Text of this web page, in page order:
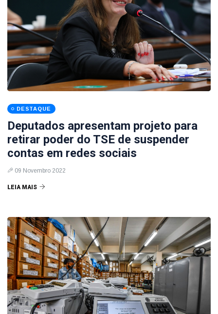
DESTAQUE
Deputados apresentam projeto para
retirar poder do TSE de suspender
contas em redes sociais
09 Novembro 2022
LEIA MAIS